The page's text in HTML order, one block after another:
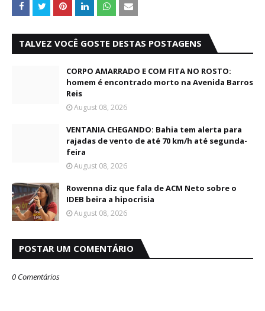
TALVEZ VOCÊ GOSTE DESTAS POSTAGENS
CORPO AMARRADO E COM FITA NO ROSTO:
homem é encontrado morto na Avenida Barros
Reis
August 08, 2026
VENTANIA CHEGANDO: Bahia tem alerta para
rajadas de vento de até 70 km/h até segunda-
feira
August 08, 2026
Rowenna diz que fala de ACM Neto sobre o
IDEB beira a hipocrisia
August 08, 2026
POSTAR UM COMENTÁRIO
0 Comentários